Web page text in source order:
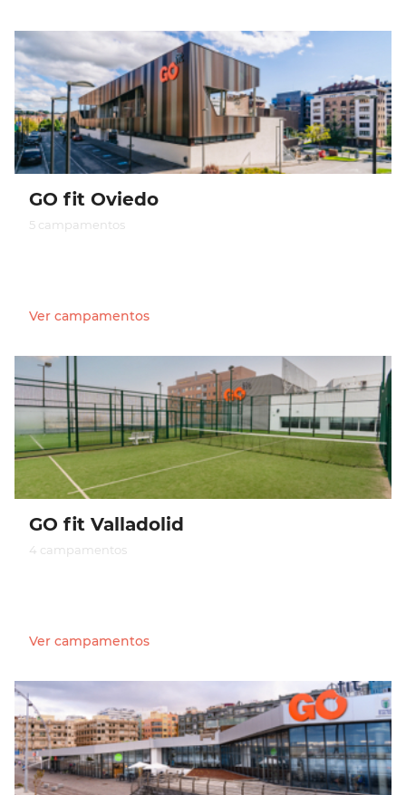
GO fit Oviedo
5 campamentos
Ver campamentos
GO fit Valladolid
4 campamentos
Ver campamentos